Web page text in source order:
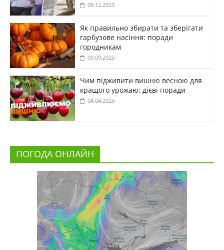
09.12.2023
Як правильно збирати та зберігати
гарбузове насіння: поради
городникам
09.09.2023
Чим підживити вишню весною для
кращого урожаю: дієві поради
04.04.2023
ПОГОДА ОНЛАЙН